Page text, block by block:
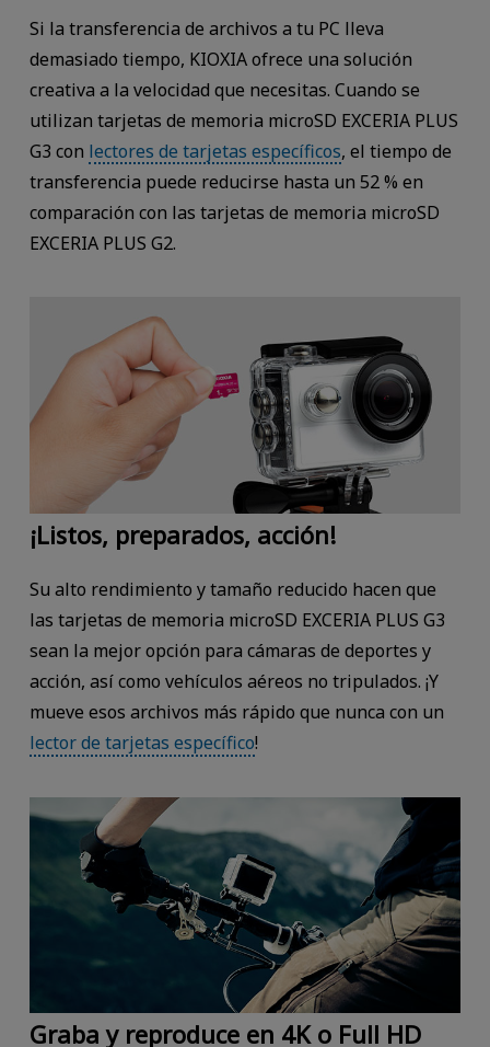
Si la transferencia de archivos a tu PC lleva
demasiado tiempo, KIOXIA ofrece una solución
creativa a la velocidad que necesitas. Cuando se
utilizan tarjetas de memoria microSD EXCERIA PLUS
G3 con lectores de tarjetas específicos, el tiempo de
transferencia puede reducirse hasta un 52 % en
comparación con las tarjetas de memoria microSD
EXCERIA PLUS G2.
¡Listos, preparados, acción!
Su alto rendimiento y tamaño reducido hacen que
las tarjetas de memoria microSD EXCERIA PLUS G3
sean la mejor opción para cámaras de deportes y
acción, así como vehículos aéreos no tripulados. ¡Y
mueve esos archivos más rápido que nunca con un
lector de tarjetas específico!
Graba y reproduce en 4K o Full HD